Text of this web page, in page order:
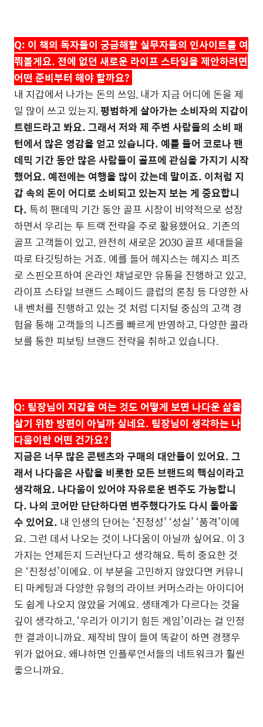
Q: 이 책의 독자들이 궁금해할 실무자들의 인사이트를 여
쭤볼게요.전에 없던 새로운 라이프 스타일을 제안하려면
어떤 준비부터 해야 할까요?
내 지갑에서 나가는 돈의 쓰임, 내가 지금 어디에 돈을 제
일 많이 쓰고 있는지,평범하게 살아가는 소비자의 지갑이
트렌드라고 봐요.그래서 저와 제 주변 사람들의 소비 패
턴에서 많은 영감을 얻고 있습니다.예를 들어 코로나 팬
데믹 기간 동안 많은 사람들이 골프에 관심을 가지기 시작
했어요.예전에는 여행을 많이 갔는데 말이죠. 이처럼 지
갑 속의 돈이 어디로 소비되고 있는지 보는 게 중요합니
다.특히 팬데믹 기간 동안 골프 시장이 비약적으로 성장
하면서 우리는 투 트랙 전략을 주로 활용했어요. 기존의
골프 고객들이 있고,완전히 새로운 2030골프 세대들을
따로 타깃팅하는 거죠. 예를 들어 헤지스는 헤지스 피즈
로 스핀오프하여 온라인 채널로만 유통을 진행하고 있고,
라이프 스타일 브랜드 스페이드 클럽의 론칭 등 다양한 사
내 벤처를 진행하고 있는 것 처럼 디지털 중심의 고객 경
험을 통해 고객들의 니즈를 빠르게 반영하고,다양한 콜라
보를 통한 피보팅 브랜드 전략을 취하고 있습니다.
Q: 팀장님이 지갑을 여는 것도 어떻게 보면 나다운 삶을
살기 위한 방편이 아닐까 싶네요. 팀장님이 생각하는 나
다움이란 어떤 건가요?
지금은 너무 많은 콘텐츠와 구매의 대안들이 있어요.그
래서 나다움은 사람을 비롯한 모든 브랜드의 핵심이라고
생각해요. 나다움이 있어야 자유로운 변주도 가능합니
다. 나의 코어만 단단하다면 변주했다가도 다시 돌아올
수 있어요. 내 인생의 단어는 ‘진정성’ ‘성실’ ‘품격’이에
요. 그런 데서 나오는 것이 나다움이 아닐까 싶어요. 이 3
가지는 언제든지 드러난다고 생각해요.특히 중요한 것
은 ‘진정성’이에요. 이 부분을 고민하지 않았다면 커뮤니
티 마케팅과 다양한 유형의 라이브 커머스라는 아이디어
도 쉽게 나오지 않았을 거예요. 생태계가 다르다는 것을
깊이 생각하고, ‘우리가 이기기 힘든 게임’이라는 걸 인정
한 결과이니까요. 제작비 많이 들여 똑같이 하면 경쟁우
위가 없어요.왜냐하면 인플루언서들의 네트워크가 훨씬
좋으니까요.